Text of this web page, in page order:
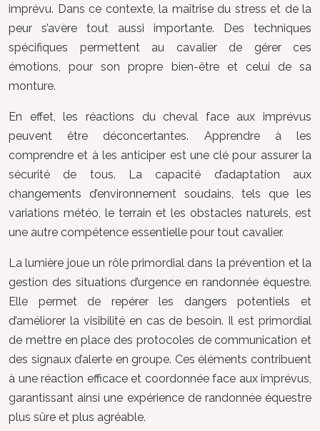
imprévu. Dans ce contexte, la maîtrise du stress et de la
peur s’avère tout aussi importante. Des techniques
spécifiques permettent au cavalier de gérer ces
émotions, pour son propre bien-être et celui de sa
monture.
En effet, les réactions du cheval face aux imprévus
peuvent être déconcertantes. Apprendre à les
comprendre et à les anticiper est une clé pour assurer la
sécurité de tous. La capacité d’adaptation aux
changements d’environnement soudains, tels que les
variations météo, le terrain et les obstacles naturels, est
une autre compétence essentielle pour tout cavalier.
La lumière joue un rôle primordial dans la prévention et la
gestion des situations d’urgence en randonnée équestre.
Elle permet de repérer les dangers potentiels et
d’améliorer la visibilité en cas de besoin. Il est primordial
de mettre en place des protocoles de communication et
des signaux d’alerte en groupe. Ces éléments contribuent
à une réaction efficace et coordonnée face aux imprévus,
garantissant ainsi une expérience de randonnée équestre
plus sûre et plus agréable.